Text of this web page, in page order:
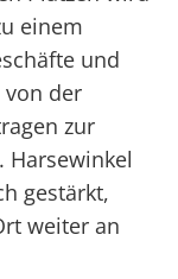
einem
und
der
zur
Harsewinkel
gestärkt,
weiter an